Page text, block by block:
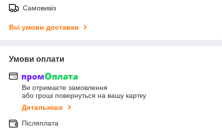
Самовивіз
Всі умови доставки
Умови оплати
Ви отримаєте замовлення
або гроші повернуться на вашу картку
Детальніше
Післяплата